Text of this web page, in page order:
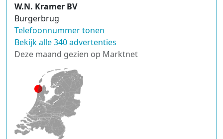
W.N. Kramer BV
Burgerbrug
Telefoonnummer tonen
Bekijk alle 340 advertenties
Deze maand gezien op Marktnet